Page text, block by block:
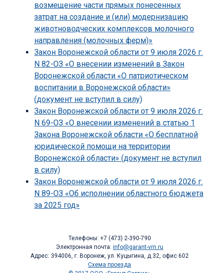
возмещение части прямых понесенных
затрат на создание и (или) модернизацию
животноводческих комплексов молочного
направления (молочных ферм)»
Закон Воронежской области от 9 июля 2026 г.
N 82-ОЗ «О внесении изменений в Закон
Воронежской области «О патриотическом
воспитании в Воронежской области»
(документ не вступил в силу)
Закон Воронежской области от 9 июля 2026 г.
N 69-ОЗ «О внесении изменений в статью 1
Закона Воронежской области «О бесплатной
юридической помощи на территории
Воронежской области» (документ не вступил
в силу)
Закон Воронежской области от 9 июля 2026 г.
N 89-ОЗ «Об исполнении областного бюджета
за 2025 год»
Телефоны: +7 (473) 2-390-790
Электронная почта: info@garant-vrn.ru
Адрес: 394006, г. Воронеж, ул. Куцыгина, д.32, офис 602
Схема проезда